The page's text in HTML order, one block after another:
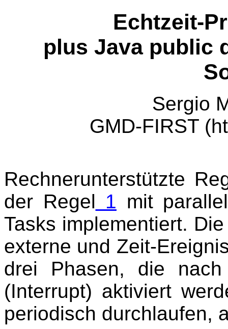
Echtzeit-
plus Java public
Sergio
GMD-FIRST
Rechnerunterstützte
der Regel 1 mit
Tasks implementiert.
externe und Zeit-
drei Phasen, die
(Interrupt) aktiviert
periodisch durchlaufen,